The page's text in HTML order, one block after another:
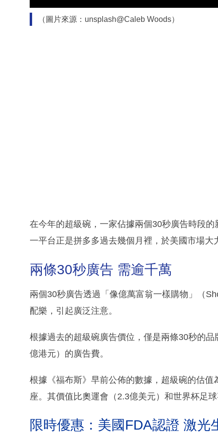
（圖片來源：unsplash@Caleb Woods）
在今年的超級碗，一家佔據兩個30秒廣告時段
一平台正是拼多多過去幾個月裡，於美國市場
兩條30秒廣告 需逾千萬
兩個30秒廣告透過「像億萬富翁一樣購物」（
配樂，引起廣泛注意。
根據過去的超級碗廣告價位，僅是兩條30秒的
億港元）的廣告費。
根據《福布斯》早前公佈的數據，超級碗的估
座。其價值比奧運會（2.3億美元）和世界杯足
限時優惠：美國FDA認證 激光